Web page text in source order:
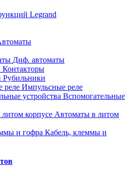
Legrand
Диф. автоматы
Контакторы
Рубильники
Импульсные реле
Вспомогательные
Автоматы в литом
Кабель, клеммы и